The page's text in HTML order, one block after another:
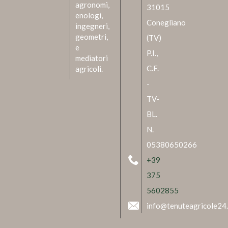
agronomi,
enologi,
ingegneri,
geometri,
e
mediatori
agricoli.
31015
Conegliano
(TV)
P.I.,
C.F.
-
TV-
BL.
N.
05380650266
+39
375
5602855